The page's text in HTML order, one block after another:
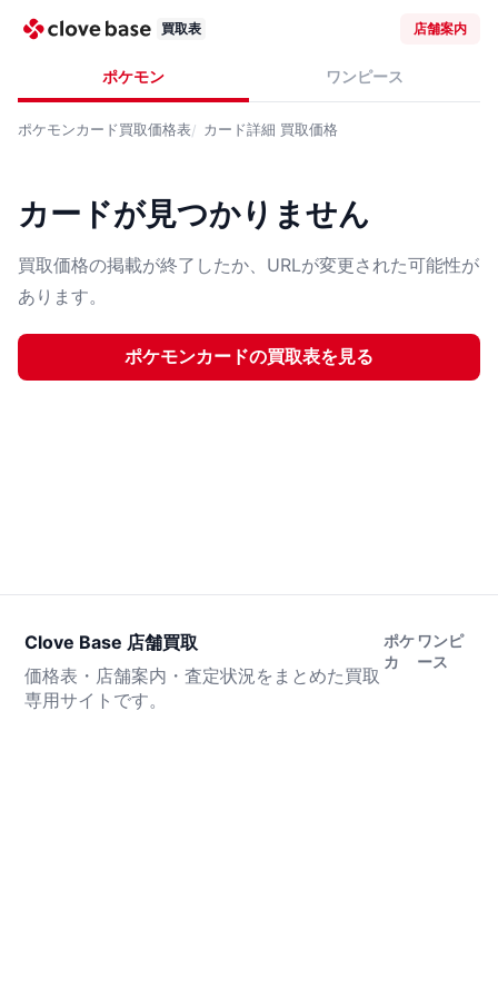
買取表 店舗案内
ポケモン ワンピース
ポケモンカード買取価格表 カード詳細 買取価格
カードが見つかりません
買取価格の掲載が終了したか、URLが変更された可能性が
あります。
ポケモンカードの買取表を見る
Clove Base 店舗買取
価格表・店舗案内・査定状況をまとめた買取
専用サイトです。
ポケ
カ
ワンピ
ース